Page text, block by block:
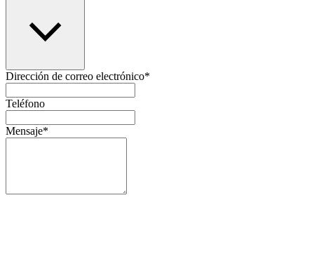
Dirección de correo electrónico*
Teléfono
Mensaje*